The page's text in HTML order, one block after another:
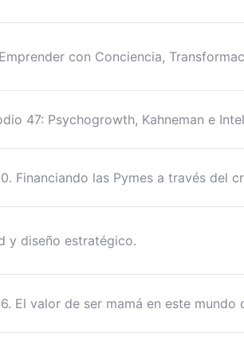
con Conciencia,
47: Psychogrowth, Kahneman e
Financiando las Pymes a través del
y diseño estratégico.
El valor de ser mamá en este mundo